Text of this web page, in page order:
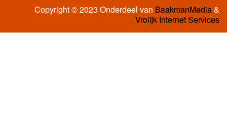
Copyright © 2023 Onderdeel van BaakmanMedia&
Vrolijk Internet Services